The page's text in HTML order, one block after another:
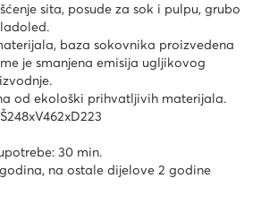
sita, posude za sok i pulpu, grubo
baza sokovnika proizvedena
je smanjena emisija ugljikovog
od ekološki prihvatljivih materijala.
30 min.
na ostale dijelove 2 godine